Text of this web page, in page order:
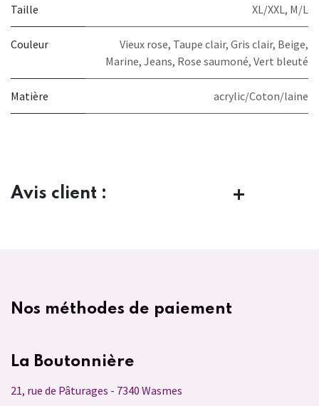
Taille XL/XXL, M/L
Couleur Vieux rose, Taupe clair, Gris clair, Beige,
Marine, Jeans, Rose saumoné, Vert bleuté
Matière acrylic/Coton/laine
Avis client :
Nos méthodes de paiement
La Boutonnière
21, rue de Pâturages - 7340 Wasmes